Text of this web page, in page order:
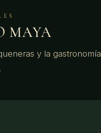
MAYA
y la gastronomía